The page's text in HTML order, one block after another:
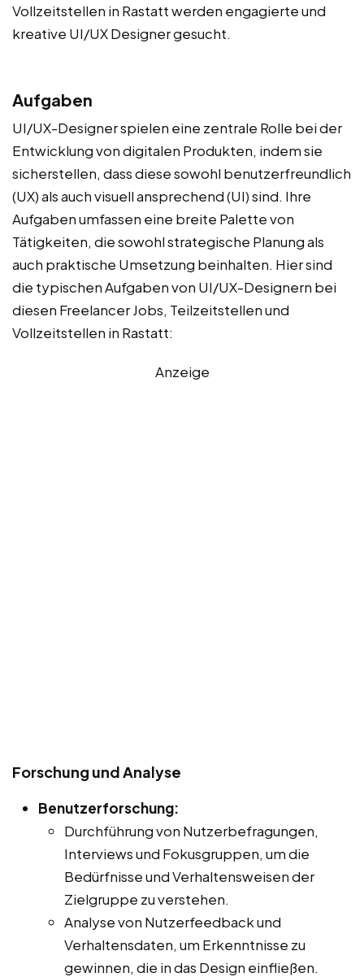
Vollzeitstellen in Rastatt werden engagierte und
kreative UI/UX Designer gesucht.
Aufgaben
UI/UX-Designer spielen eine zentrale Rolle bei der
Entwicklung von digitalen Produkten, indem sie
sicherstellen, dass diese sowohl benutzerfreundlich
(UX) als auch visuell ansprechend (UI) sind. Ihre
Aufgaben umfassen eine breite Palette von
Tätigkeiten, die sowohl strategische Planung als
auch praktische Umsetzung beinhalten. Hier sind
die typischen Aufgaben von UI/UX-Designern bei
diesen Freelancer Jobs, Teilzeitstellen und
Vollzeitstellen in Rastatt:
Anzeige
Forschung und Analyse
Benutzerforschung:
Durchführung von Nutzerbefragungen,
Interviews und Fokusgruppen, um die
Bedürfnisse und Verhaltensweisen der
Zielgruppe zu verstehen.
Analyse von Nutzerfeedback und
Verhaltensdaten, um Erkenntnisse zu
gewinnen, die in das Design einfließen.